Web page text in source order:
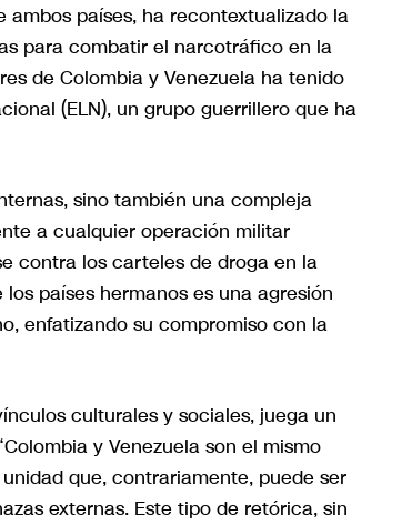
países, ha recontextualizado la
para combatir el narcotráfico en la
de Colombia y Venezuela ha tenido
(ELN), un grupo guerrillero que ha
sino también una compleja
a cualquier operación militar
contra los carteles de droga en la
países hermanos es una agresión
enfatizando su compromiso con la
culturales y sociales, juega un
y Venezuela son el mismo
que, contrariamente, puede ser
externas. Este tipo de retórica, sin